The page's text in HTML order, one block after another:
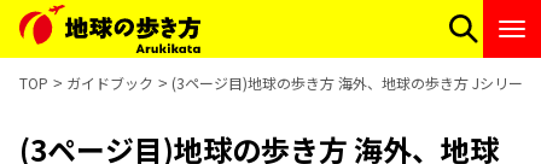
TOP ガイドブック (3ページ目)地球の歩き方 海外、地球の歩き方 Jシリー
(3ページ目)地球の歩き方 海外、地球